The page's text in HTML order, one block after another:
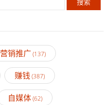
营销推广 (137)
赚钱(387)
自媒体(62)